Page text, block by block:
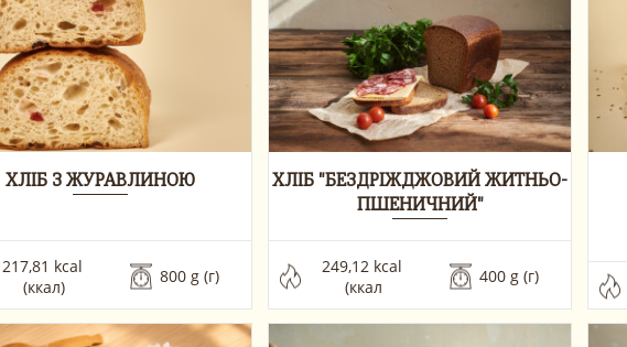
ХЛІБ З ЖУРАВЛИНОЮ
217,81 kcal
(ккал)
800 g (г)
ХЛІБ "БЕЗДРІЖДЖОВИЙ ЖИТНЬО-
ПШЕНИЧНИЙ"
249,12 kcal
(ккал
400 g (г)